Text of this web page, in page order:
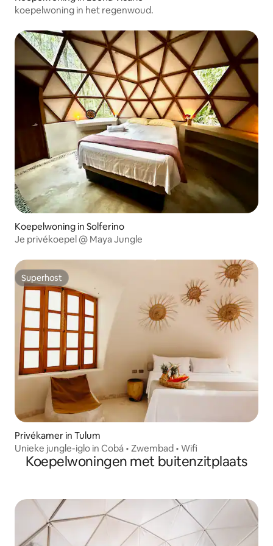
koepelwoning in het regenwoud.
Koepelwoning in Solferino
Je privékoepel @ Maya Jungle
Superhost
Superhost
Privékamer in Tulum
Unieke jungle-iglo in Cobá • Zwembad • Wifi
Koepelwoningen met buitenzitplaats